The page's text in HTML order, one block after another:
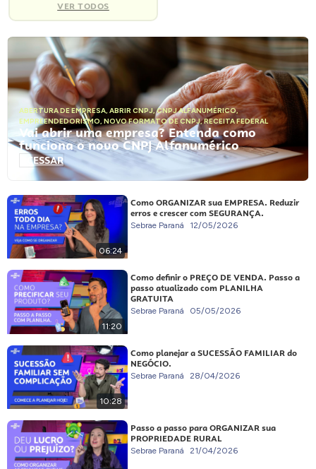
VER TODOS
ABERTURA DE EMPRESA, ABRIR CNPJ,CNPJ ALFANUMÉRICO,
EMPREENDEDORISMO, NOVO FORMATO DE CNPJ,RECEITA FEDERAL
Vai abrir uma empresa? Entenda como
funciona o novo CNPJ Alfanumérico
ACESSAR
06:24
Como ORGANIZAR sua EMPRESA. Reduzir
erros e crescer com SEGURANÇA.
Sebrae Paraná 12/05/2026
11:20
Como definir o PREÇO DE VENDA. Passo a
passo atualizado com PLANILHA
GRATUITA
Sebrae Paraná 05/05/2026
10:28
Como planejar a SUCESSÃO FAMILIAR do
NEGÓCIO.
Sebrae Paraná 28/04/2026
Passo a passo para ORGANIZAR sua
PROPRIEDADE RURAL
Sebrae Paraná 21/04/2026